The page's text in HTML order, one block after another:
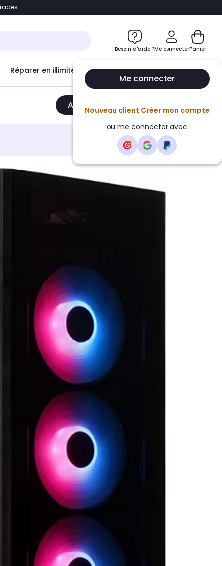
Accéder directement au chatbot
Besoin d'aide ?Me connecterPanier
Réparer en illimité avec Le Club Infinity
Ajouter au panier •